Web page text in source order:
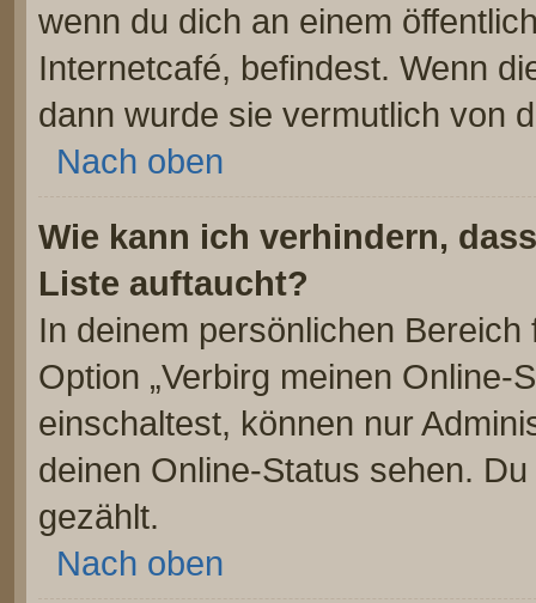
wenn du dich an einem
Internetcafé, befindest. Wenn
dann wurde sie vermutlich von
Nach oben
Wie kann ich verhindern,
Liste auftaucht?
In deinem persönlichen
Option „Verbirg meinen Online-
einschaltest, können nur
deinen Online-Status sehen.
gezählt.
Nach oben